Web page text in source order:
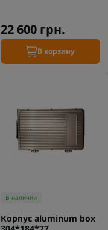
22 600 грн.
В корзину
В наличии
Корпус aluminum box